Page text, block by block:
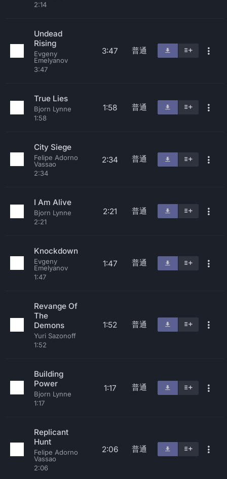
2:14
Undead
Rising
Evgeny
Emelyanov
3:47
3:47 普通
True Lies
Bjorn Lynne
1:58
1:58 普通
City Siege
Felipe Adorno
Vassao
2:34
2:34 普通
I Am Alive
Bjorn Lynne
2:21
2:21 普通
Knockdown
Evgeny
Emelyanov
1:47
1:47 普通
Revange Of
The
Demons
Yuri Sazonoff
1:52
1:52 普通
Building
Power
Bjorn Lynne
1:17
1:17 普通
Replicant
Hunt
Felipe Adorno
Vassao
2:06
2:06 普通